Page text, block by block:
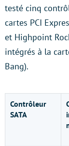
testé cinq
cartes PCI
et Highpoint
intégrés à la
Bang).
Contrôleur
SATA